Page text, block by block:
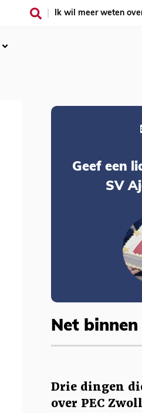
Ik wil meer weten
Geef een
SV
Net binnen
Drie dingen
over PEC